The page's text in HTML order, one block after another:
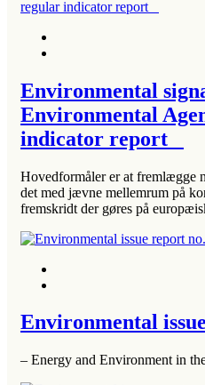
Environmental
Environmental
indicator report
Hovedformåler er at fremlægge
det med jævne mellemrum på
fremskridt der gøres på
Environmental
– Energy and Environment in